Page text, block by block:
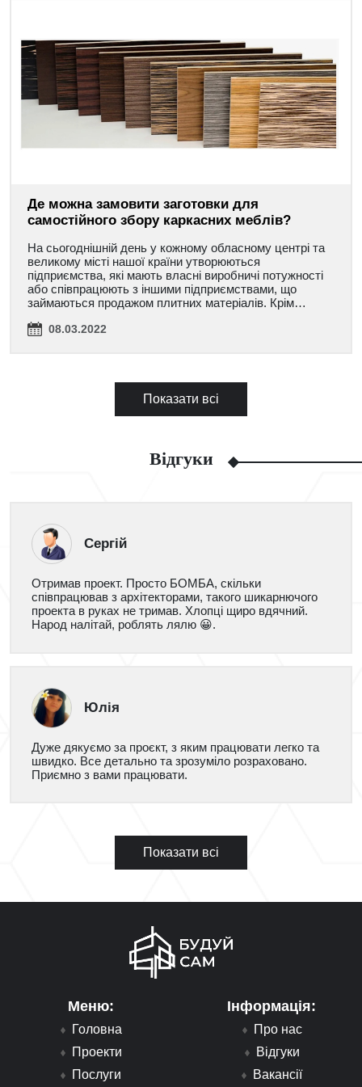
Де можна замовити заготовки для
самостійного збору каркасних меблів?
На сьогоднішній день у кожному обласному центрі та
великому місті нашої країни утворюються
підприємства, які мають власні виробничі потужності
або співпрацюють з іншими підприємствами, що
займаються продажом плитних матеріалів. Крім…
08.03.2022
Показати всі
Відгуки
Сергій
Отримав проект. Просто БОМБА, скільки
співпрацював з архітекторами, такого шикарнючого
проекта в руках не тримав. Хлопці щиро вдячний.
Народ налітай, роблять лялю 😀.
Юлія
Дуже дякуємо за проєкт, з яким працювати легко та
швидко. Все детально та зрозуміло розраховано.
Приємно з вами працювати.
Показати всі
Меню:
Головна
Проекти
Послуги
Інформація:
Про нас
Відгуки
Вакансії